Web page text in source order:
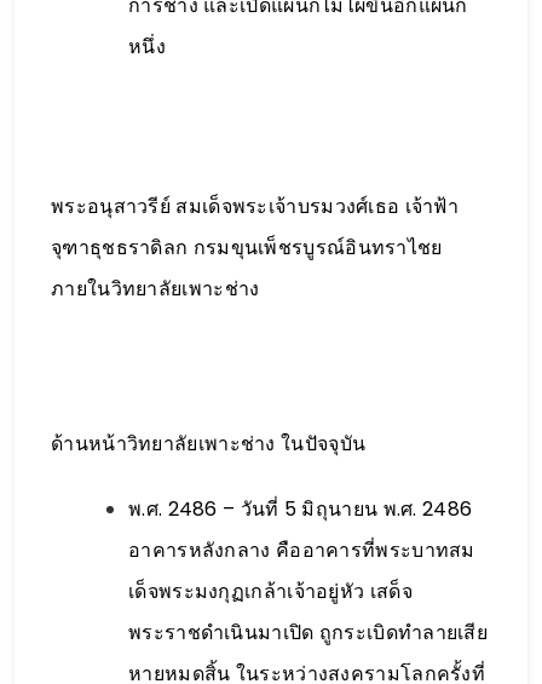
หนึ่ง
พระอนุสาวรีย์ สมเด็จพระเจ้าบรมวงศ์เธอ เจ้าฟ้า
จุฑาธุชธราดิลก กรมขุนเพ็ชรบูรณ์อินทราไชย
ภายในวิทยาลัยเพาะช่าง
ด้านหน้าวิทยาลัยเพาะช่าง ในปัจจุบัน
พ.ศ. 2486 – วันที่ 5 มิถุนายน พ.ศ. 2486
อาคารหลังกลาง คืออาคารที่พระบาทสม
เด็จพระมงกุฏเกล้าเจ้าอยู่หัว เสด็จ
พระราชดำเนินมาเปิด ถูกระเบิดทำลายเสีย
หายหมดสิ้น ในระหว่างสงครามโลกครั้งที่